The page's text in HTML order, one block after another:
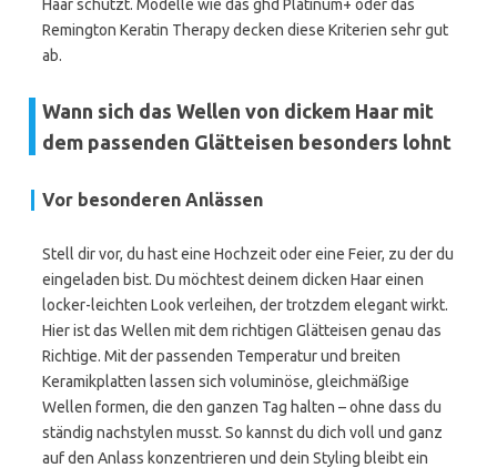
Haar schützt. Modelle wie das ghd Platinum+ oder das
Remington Keratin Therapy decken diese Kriterien sehr gut
ab.
Wann sich das Wellen von dickem Haar mit
dem passenden Glätteisen besonders lohnt
Vor besonderen Anlässen
Stell dir vor, du hast eine Hochzeit oder eine Feier, zu der du
eingeladen bist. Du möchtest deinem dicken Haar einen
locker-leichten Look verleihen, der trotzdem elegant wirkt.
Hier ist das Wellen mit dem richtigen Glätteisen genau das
Richtige. Mit der passenden Temperatur und breiten
Keramikplatten lassen sich voluminöse, gleichmäßige
Wellen formen, die den ganzen Tag halten – ohne dass du
ständig nachstylen musst. So kannst du dich voll und ganz
auf den Anlass konzentrieren und dein Styling bleibt ein